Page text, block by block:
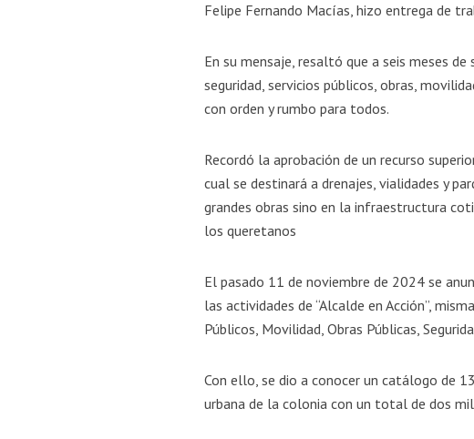
Felipe Fernando Macías, hizo entrega de
En su mensaje, resaltó que a seis meses
seguridad, servicios públicos, obras,
con orden y rumbo para todos.
Recordó la aprobación de un recurso
cual se destinará a drenajes, vialidades y
grandes obras sino en la infraestructura
los queretanos
El pasado 11 de noviembre de 2024 se
las actividades de “Alcalde en Acción”,
Públicos, Movilidad, Obras Públicas,
Con ello, se dio a conocer un catálogo de
urbana de la colonia con un total de dos